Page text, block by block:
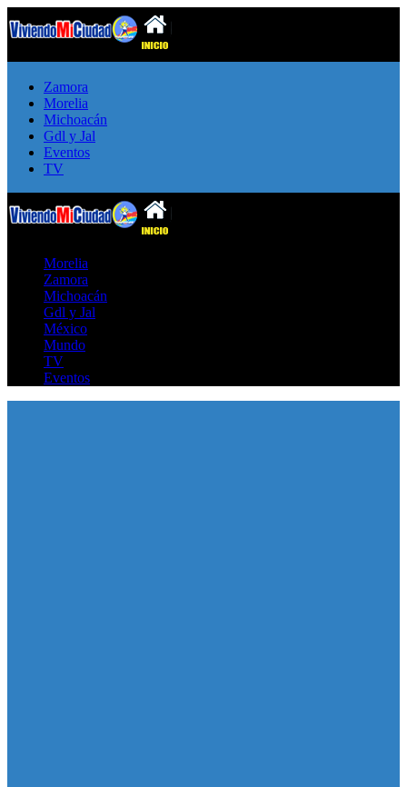
Zamora
Morelia
Michoacán
Gdl y Jal
Eventos
TV
Morelia
Zamora
Michoacán
Gdl y Jal
México
Mundo
TV
Eventos